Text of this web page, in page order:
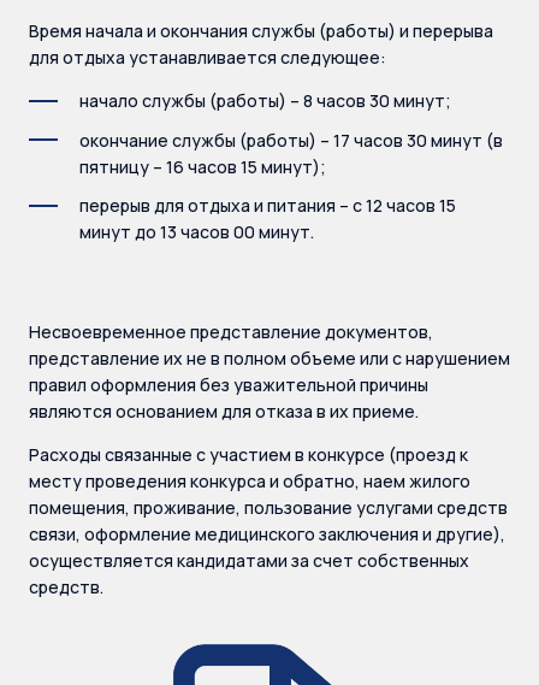
Время начала и окончания службы (работы) и перерыва
для отдыха устанавливается следующее:
начало службы (работы) – 8 часов 30 минут;
окончание службы (работы) – 17 часов 30 минут (в
пятницу – 16 часов 15 минут);
перерыв для отдыха и питания – с 12 часов 15
минут до 13 часов 00 минут.
Несвоевременное представление документов,
представление их не в полном объеме или с нарушением
правил оформления без уважительной причины
являются основанием для отказа в их приеме.
Расходы связанные с участием в конкурсе (проезд к
месту проведения конкурса и обратно, наем жилого
помещения, проживание, пользование услугами средств
связи, оформление медицинского заключения и другие),
осуществляется кандидатами за счет собственных
средств.